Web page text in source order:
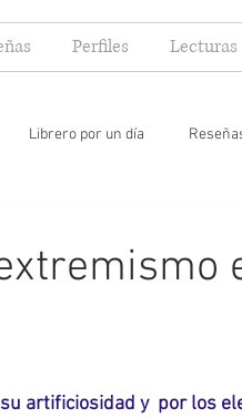
Perfiles Lecturas
Librero por un día
artificiosidad y  por los